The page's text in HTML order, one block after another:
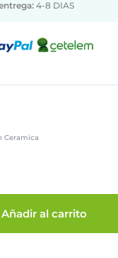
4-8 DIAS
Ceramica
Añadir al carrito